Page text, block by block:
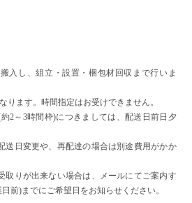
入し、組立・設置・梱包材回収まで行いま
ります。時間指定はお受けできません。
2～3時間枠)につきましては、配送日前日夕
日変更や、再配達の場合は別途費用がかか
取りが出来ない場合は、メールにてご案内す
前)までにご希望日をお知らせください。